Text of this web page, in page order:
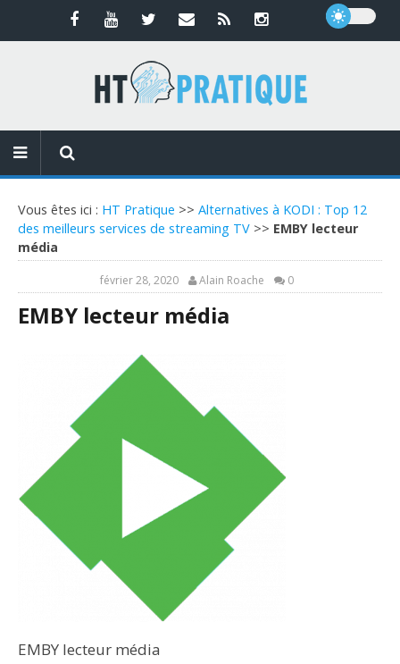
Vous êtes ici : HT Pratique >> Alternatives à KODI : Top 12
des meilleurs services de streaming TV >> EMBY lecteur
média
février 28, 2020 Alain Roache 0
EMBY lecteur média
EMBY lecteur média